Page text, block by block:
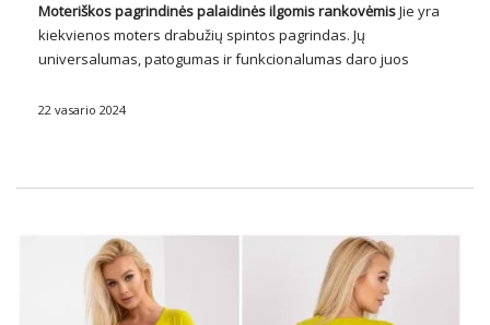
Moteriškos pagrindinės palaidinės ilgomis rankovėmisJie yra
kiekvienos moters drabužių spintos pagrindas. Jų
universalumas, patogumas ir funkcionalumas daro juos
aptakių modelių iki subtiliomis detalėmis padailintų, šios
22 vasario 2024